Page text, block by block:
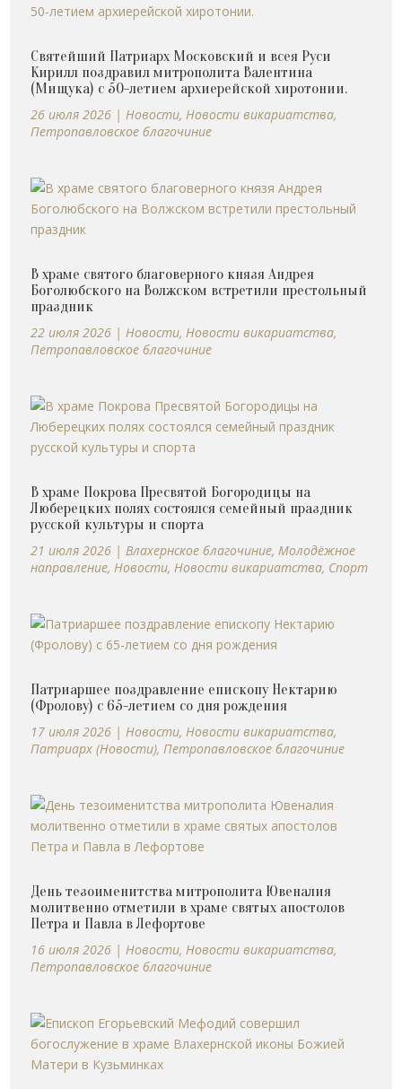
Святейший Патриарх Московский и всея Руси
Кирилл поздравил митрополита Валентина
(Мищука) с 50-летием архиерейской хиротонии.
26 июля 2026 | Новости, Новости викариатства,
Петропавловское благочиние
В храме святого благоверного князя Андрея
Боголюбского на Волжском встретили престольный
праздник
22 июля 2026 | Новости, Новости викариатства,
Петропавловское благочиние
В храме Покрова Пресвятой Богородицы на
Люберецких полях состоялся семейный праздник
русской культуры и спорта
21 июля 2026 | Влахернское благочиние, Молодёжное
направление, Новости, Новости викариатства, Спорт
Патриаршее поздравление епископу Нектарию
(Фролову) с 65-летием со дня рождения
17 июля 2026 | Новости, Новости викариатства,
Патриарх (Новости), Петропавловское благочиние
День тезоименитства митрополита Ювеналия
молитвенно отметили в храме святых апостолов
Петра и Павла в Лефортове
16 июля 2026 | Новости, Новости викариатства,
Петропавловское благочиние